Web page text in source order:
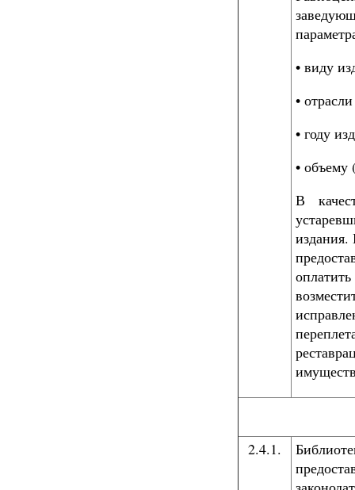
• виду
•
• году
• объему
В
издания.
2.4.1.